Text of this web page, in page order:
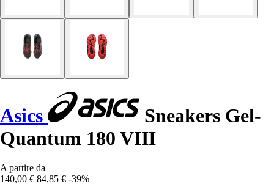
Asics
Sneakers Gel-
Quantum 180 VIII
A partire da
140,00 € 84,85 € -39%